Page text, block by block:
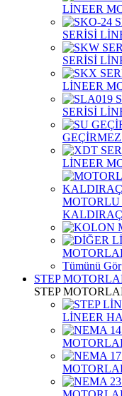
LİNEER
SERİSİ
SERİSİ
LİNEER
SERİSİ
LİNEER
KALDIRAÇ
Tümünü Gör
STEP
STEP
LİNEER